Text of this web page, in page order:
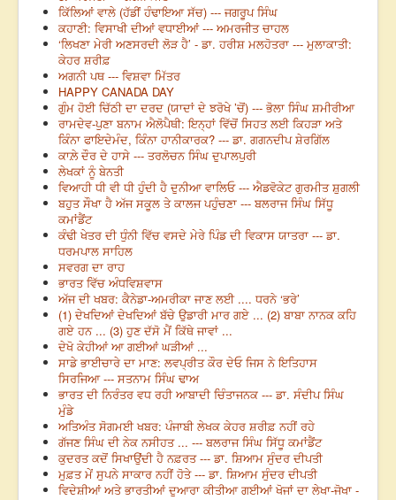
ਕਿੱਲਿਆਂ ਵਾਲੇ (ਹੱਡੀਂ ਹੰਢਾਇਆ ਸੱਚ) --- ਜਗਰੂਪ ਸਿੰਘ
ਕਹਾਣੀ: ਵਿਸਾਖੀ ਦੀਆਂ ਵਧਾਈਆਂ --- ਅਮਰਜੀਤ ਚਾਹਲ
‘ਲਿਖਣਾ ਮੇਰੀ ਅਣਸਰਦੀ ਲੋੜ ਹੈ’ - ਡਾ. ਹਰੀਸ਼ ਮਲਹੋਤਰਾ --- ਮੁਲਾਕਾਤੀ:
ਕੇਹਰ ਸ਼ਰੀਫ਼
ਅਗਨੀ ਪਥ --- ਵਿਸ਼ਵਾ ਮਿੱਤਰ
HAPPY CANADA DAY
ਗੁੰਮ ਹੋਈ ਚਿੱਠੀ ਦਾ ਦਰਦ (ਯਾਦਾਂ ਦੇ ਝਰੋਖੇ ’ਚੋਂ) --- ਭੋਲਾ ਸਿੰਘ ਸ਼ਮੀਰੀਆ
ਰਾਮਦੇਵ-ਪੁਣਾ ਬਨਾਮ ਐਲੋਪੈਥੀ: ਇਨ੍ਹਾਂ ਵਿੱਚੋਂ ਸਿਹਤ ਲਈ ਕਿਹੜਾ ਅਤੇ
ਕਿੰਨਾ ਫਾਇਦੇਮੰਦ, ਕਿੰਨਾ ਹਾਨੀਕਾਰਕ? --- ਡਾ. ਗਗਨਦੀਪ ਸ਼ੇਰਗਿੱਲ
ਕਾਲ਼ੇ ਦੌਰ ਦੇ ਹਾਸੇ --- ਤਰਲੋਚਨ ਸਿੰਘ ਦੁਪਾਲਪੁਰੀ
ਲੇਖਕਾਂ ਨੂੰ ਬੇਨਤੀ
ਵਿਆਹੀ ਧੀ ਵੀ ਧੀ ਹੁੰਦੀ ਹੈ ਦੁਨੀਆ ਵਾਲਿਓ --- ਐਡਵੋਕੇਟ ਗੁਰਮੀਤ ਸ਼ੁਗਲੀ
ਬਹੁਤ ਸੌਖਾ ਹੈ ਅੱਜ ਸਕੂਲ ਤੇ ਕਾਲਜ ਪਹੁੰਚਣਾ --- ਬਲਰਾਜ ਸਿੰਘ ਸਿੱਧੂ
ਕਮਾਂਡੈਂਟ
ਕੰਢੀ ਖੇਤਰ ਦੀ ਧੁੰਨੀ ਵਿੱਚ ਵਸਦੇ ਮੇਰੇ ਪਿੰਡ ਦੀ ਵਿਕਾਸ ਯਾਤਰਾ --- ਡਾ.
ਧਰਮਪਾਲ ਸਾਹਿਲ
ਸਵਰਗ ਦਾ ਰਾਹ
ਭਾਰਤ ਵਿੱਚ ਅੰਧਵਿਸ਼ਵਾਸ
ਅੱਜ ਦੀ ਖਬਰ: ਕੈਨੇਡਾ-ਅਮਰੀਕਾ ਜਾਣ ਲਈ .... ਧਰਨੇ ‘ਭਰੇ’
(1) ਦੇਖਦਿਆਂ ਦੇਖਦਿਆਂ ਬੱਚੇ ਉਡਾਰੀ ਮਾਰ ਗਏ ... (2) ਬਾਬਾ ਨਾਨਕ ਕਹਿ
ਗਏ ਹਨ ... (3) ਹੁਣ ਦੱਸੋ ਮੈਂ ਕਿੱਥੇ ਜਾਵਾਂ ...
ਦੇਖੋ ਕੇਹੀਆਂ ਆ ਗਈਆਂ ਘੜੀਆਂ ...
ਸਾਡੇ ਭਾਈਚਾਰੇ ਦਾ ਮਾਣ: ਲਵਪ੍ਰੀਤ ਕੌਰ ਦੇਓ ਜਿਸ ਨੇ ਇਤਿਹਾਸ
ਸਿਰਜਿਆ --- ਸਤਨਾਮ ਸਿੰਘ ਢਾਅ
ਭਾਰਤ ਦੀ ਨਿਰੰਤਰ ਵਧ ਰਹੀ ਆਬਾਦੀ ਚਿੰਤਾਜਨਕ --- ਡਾ. ਸੰਦੀਪ ਸਿੰਘ
ਮੁੰਡੇ
ਅਤਿਅੰਤ ਸੋਗਮਈ ਖਬਰ: ਪੰਜਾਬੀ ਲੇਖਕ ਕੇਹਰ ਸ਼ਰੀਫ਼ ਨਹੀਂ ਰਹੇ
ਗੱਜਣ ਸਿੰਘ ਦੀ ਨੇਕ ਨਸੀਹਤ ... --- ਬਲਰਾਜ ਸਿੰਘ ਸਿੱਧੂ ਕਮਾਂਡੈਂਟ
ਕੁਦਰਤ ਕਦੋਂ ਸਿਖਾਉਂਦੀ ਹੈ ਨਫ਼ਰਤ --- ਡਾ. ਸ਼ਿਆਮ ਸੁੰਦਰ ਦੀਪਤੀ
ਮੁਫ਼ਤ ਮੇਂ ਸੁਪਨੇ ਸਾਕਾਰ ਨਹੀਂ ਹੋਤੇ --- ਡਾ. ਸ਼ਿਆਮ ਸੁੰਦਰ ਦੀਪਤੀ
ਵਿਦੇਸ਼ੀਆਂ ਅਤੇ ਭਾਰਤੀਆਂ ਦੁਆਰਾ ਕੀਤੀਆ ਗਈਆਂ ਖੋਜਾਂ ਦਾ ਲੇਖਾ-ਜੋਖਾ -